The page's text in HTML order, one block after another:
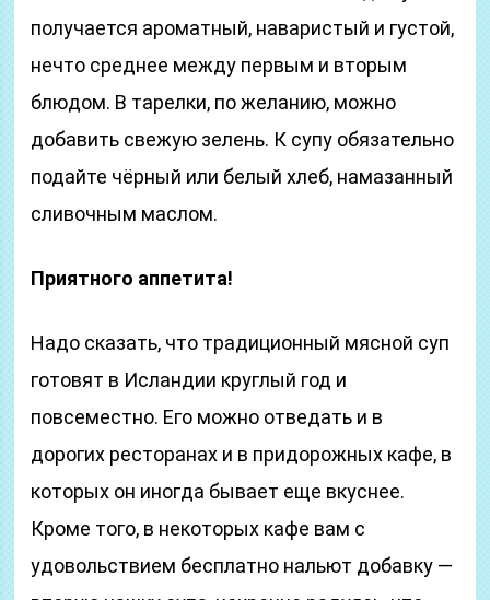
получается ароматный, наваристый и густой,
нечто среднее между первым и вторым
блюдом. В тарелки, по желанию, можно
добавить свежую зелень. К супу обязательно
подайте чёрный или белый хлеб, намазанный
сливочным маслом.
Приятного аппетита!
Надо сказать, что традиционный мясной суп
готовят в Исландии круглый год и
повсеместно. Его можно отведать и в
дорогих ресторанах и в придорожных кафе, в
которых он иногда бывает еще вкуснее.
Кроме того, в некоторых кафе вам с
удовольствием бесплатно нальют добавку —